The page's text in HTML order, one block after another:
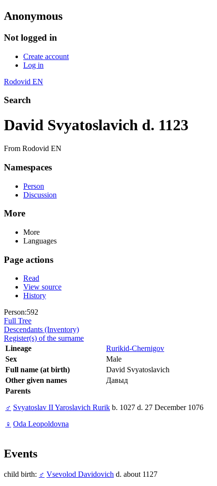
Anonymous
Not logged in
Create account
Log in
Rodovid EN
Search
David Svyatoslavich d. 1123
From Rodovid EN
Namespaces
Person
Discussion
More
More
Languages
Page actions
Read
View source
History
Person:592
Full Tree
Descendants (Inventory)
Register(s) of the surname
Lineage
Rurikid-Chernigov
Sex
Male
Full name (at birth)
David Svyatoslavich
Other given names
Давыд
Parents
♂ Svyatoslav II Yaroslavich Rurik b. 1027 d. 27 December 1076
♀ Oda Leopoldovna
Events
child birth: ♂ Vsevolod Davidovich d. about 1127